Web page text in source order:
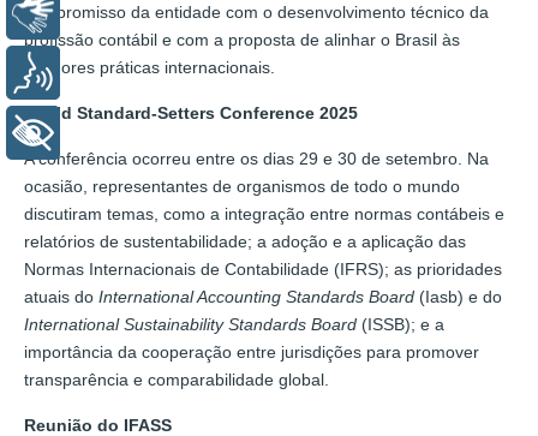
compromisso da entidade com o desenvolvimento técnico da
profissão contábil e com a proposta de alinhar o Brasil às
melhores práticas internacionais.
World Standard-Setters Conference 2025
A conferência ocorreu entre os dias 29 e 30 de setembro. Na
ocasião, representantes de organismos de todo o mundo
discutiram temas, como a integração entre normas contábeis e
relatórios de sustentabilidade; a adoção e a aplicação das
Normas Internacionais de Contabilidade (IFRS); as prioridades
atuais do International Accounting Standards Board (Iasb) e do
International Sustainability Standards Board (ISSB); e a
importância da cooperação entre jurisdições para promover
transparência e comparabilidade global.
Reunião do IFASS
Libras
Voz